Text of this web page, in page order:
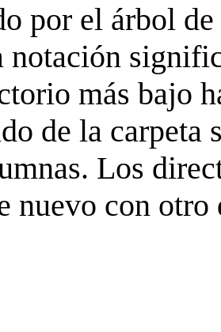
por el árbol
notación
más bajo
de la carpeta
Los
nuevo con